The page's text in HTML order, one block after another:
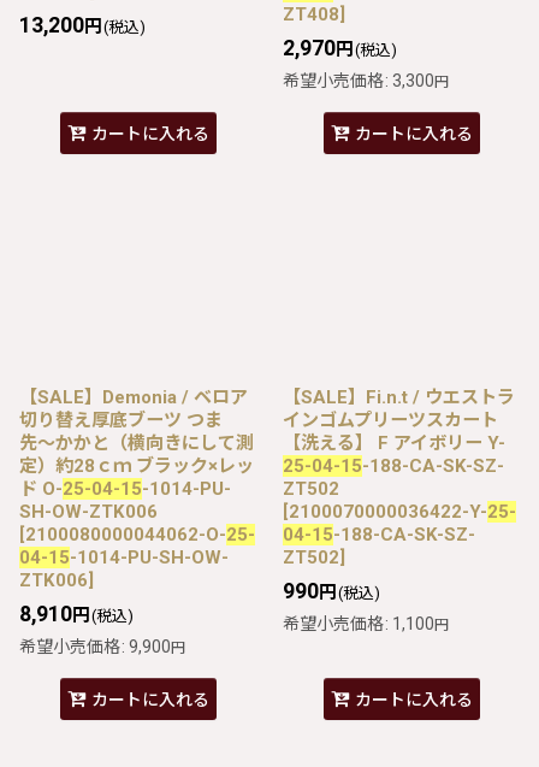
13,200円 (税込)
カートに入れる
ZT408]
2,970円 (税込)
希望小売価格: 3,300円
カートに入れる
【SALE】Demonia / ベロア
切り替え厚底ブーツ つま
先〜かかと（横向きにして測
定）約28ｃｍ ブラック×レッ
ド O-25-04-15-1014-PU-
SH-OW-ZTK006
[2100080000044062-O-25-
04-15-1014-PU-SH-OW-
ZTK006]
8,910円 (税込)
希望小売価格: 9,900円
カートに入れる
【SALE】Fi.n.t / ウエストラ
インゴムプリーツスカート
【洗える】 F アイボリー Y-
25-04-15-188-CA-SK-SZ-
ZT502
[2100070000036422-Y-25-
04-15-188-CA-SK-SZ-
ZT502]
990円 (税込)
希望小売価格: 1,100円
カートに入れる